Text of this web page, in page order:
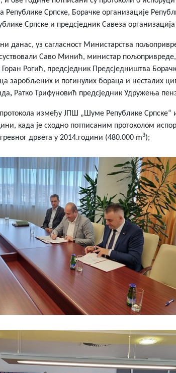
Српске, Борачке организације
Српске и предсједник Савеза
данас, уз сагласност Министарства
Саво Минић, министар
Горан Рогић, предсједник Предсједништва
заробљених и погинулих бораца и несталих
, Ратко Трифуновић предсједник Удружења
између ЈПШ „Шуме Републике Српске“
када је сходно потписаним протоколом
дрвета у 2014.години (480.000 m3);